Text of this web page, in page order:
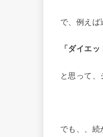
で、例えば
「ダイエッ
と思って、
でも、、続